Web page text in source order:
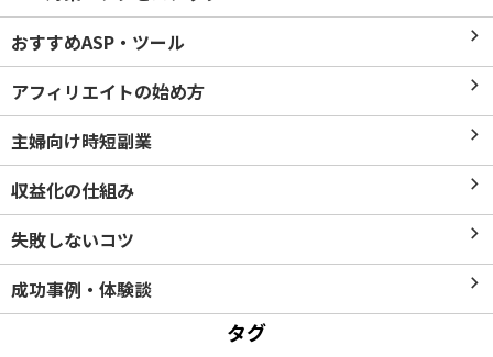
おすすめASP・ツール
アフィリエイトの始め方
主婦向け時短副業
収益化の仕組み
失敗しないコツ
成功事例・体験談
タグ